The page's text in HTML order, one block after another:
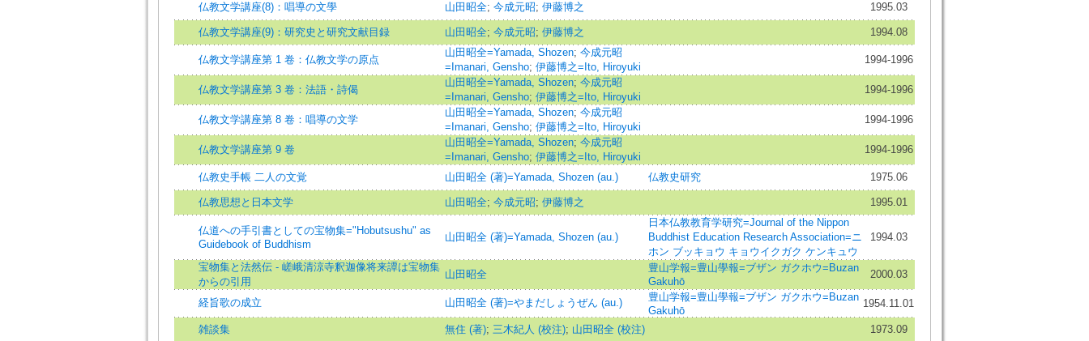
仏教文学講座(8)：唱導の文學 山田昭全; 今成元昭; 伊藤博之 1995.03
仏教文学講座(9)：研究史と研究文献目録 山田昭全; 今成元昭; 伊藤博之 1994.08
仏教文学講座第 1 卷：仏教文学の原点
山田昭全=Yamada, Shozen; 今成元昭
=Imanari, Gensho; 伊藤博之=Ito, Hiroyuki
1994-1996
仏教文学講座第 3 卷：法語・詩偈
山田昭全=Yamada, Shozen; 今成元昭
=Imanari, Gensho; 伊藤博之=Ito, Hiroyuki
1994-1996
仏教文学講座第 8 卷：唱導の文学
山田昭全=Yamada, Shozen; 今成元昭
=Imanari, Gensho; 伊藤博之=Ito, Hiroyuki
1994-1996
仏教文学講座第 9 卷
山田昭全=Yamada, Shozen; 今成元昭
=Imanari, Gensho; 伊藤博之=Ito, Hiroyuki
1994-1996
仏教史手帳 二人の文覚 山田昭全 (著)=Yamada, Shozen (au.) 仏教史研究 1975.06
仏教思想と日本文学 山田昭全; 今成元昭; 伊藤博之 1995.01
仏道への手引書としての宝物集="Hobutsushu" as
Guidebook of Buddhism
山田昭全 (著)=Yamada, Shozen (au.)
日本仏教教育学研究=Journal of the Nippon
Buddhist Education Research Association=ニ
ホン ブッキョウ キョウイクガク ケンキュウ
1994.03
宝物集と法然伝 - 嵯峨清涼寺釈迦像将来譚は宝物集
からの引用
山田昭全
豊山学報=豊山學報=ブザン ガクホウ=Buzan
Gakuhō
2000.03
経旨歌の成立 山田昭全 (著)=やまだしょうぜん (au.)
豊山学報=豊山學報=ブザン ガクホウ=Buzan
Gakuhō
1954.11.01
雑談集 無住 (著); 三木紀人 (校注); 山田昭全 (校注) 1973.09